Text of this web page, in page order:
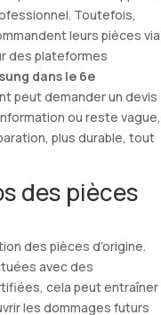
Toutefois,
leurs pièces via
des plateformes
dans le 6e
peut demander un devis
ou reste vague,
plus durable, tout
des pièces
des pièces d’origine.
avec des
cela peut entraîner
les dommages futurs